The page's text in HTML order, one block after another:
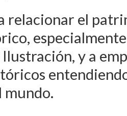
relacionar el
y a
mundo.